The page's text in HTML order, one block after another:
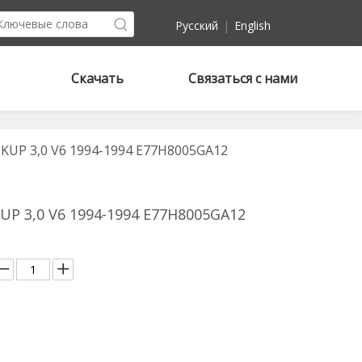
Pусский | English
Скачать Связаться с нами
3,0 V6 1994-1994 E77H8005GA12
3,0 V6 1994-1994 E77H8005GA12